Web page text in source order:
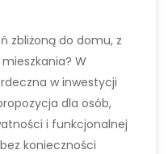
zbliżoną do domu, z
W
w inwestycji
dla osób,
i funkcjonalnej
konieczności